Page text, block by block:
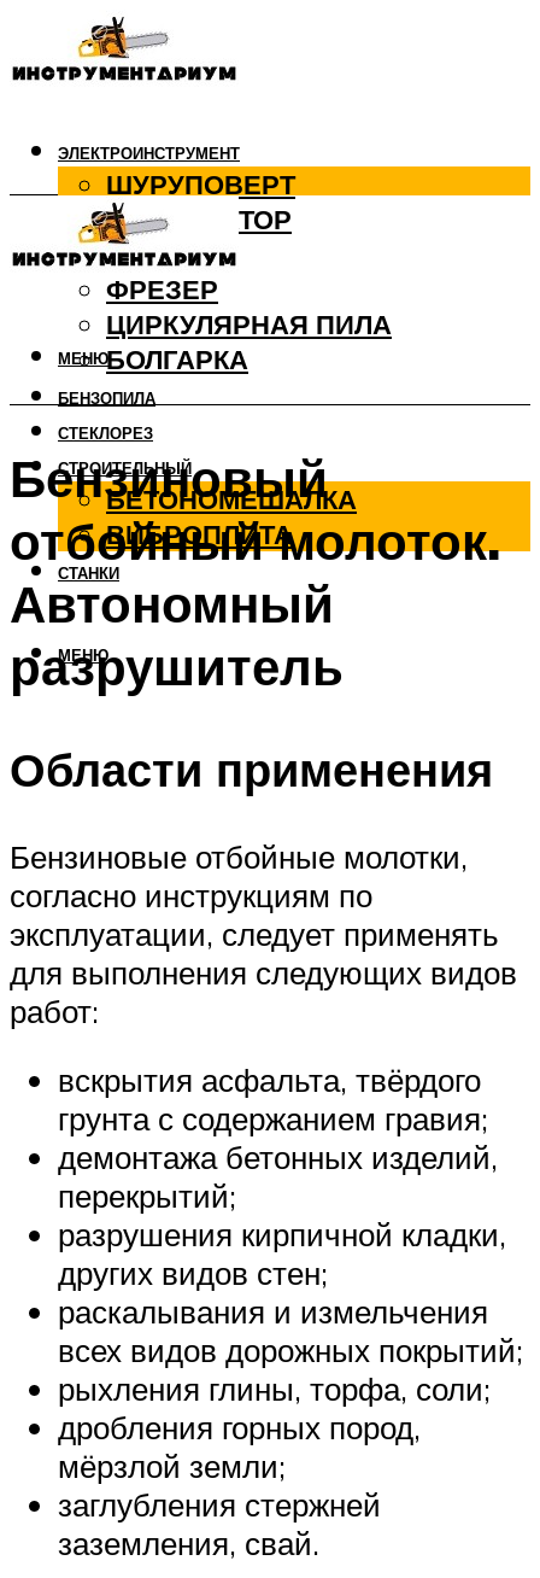
ЭЛЕКТРОИНСТРУМЕНТ
ШУРУПОВЕРТ
ПЕРФОРАТОР
ДРЕЛЬ
ФРЕЗЕР
ЦИРКУЛЯРНАЯ ПИЛА
БОЛГАРКА
БЕНЗОПИЛА
СТЕКЛОРЕЗ
СТРОИТЕЛЬНЫЙ
БЕТОНОМЕШАЛКА
ВИБРОПЛИТА
СТАНКИ
МЕНЮ
МЕНЮ
Бензиновый
отбойный молоток.
Автономный
разрушитель
Области применения
Бензиновые отбойные молотки,
согласно инструкциям по
эксплуатации, следует применять
для выполнения следующих видов
работ:
вскрытия асфальта, твёрдого
грунта с содержанием гравия;
демонтажа бетонных изделий,
перекрытий;
разрушения кирпичной кладки,
других видов стен;
раскалывания и измельчения
всех видов дорожных покрытий;
рыхления глины, торфа, соли;
дробления горных пород,
мёрзлой земли;
заглубления стержней
заземления, свай.